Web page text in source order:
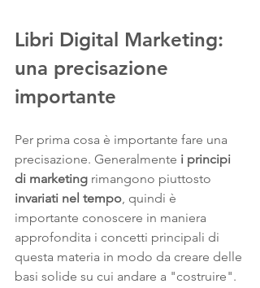
Libri Digital Marketing:
una precisazione
importante
Per prima cosa è importante fare una
precisazione. Generalmente i principi
di marketing rimangono piuttosto
invariati nel tempo, quindi è
importante conoscere in maniera
approfondita i concetti principali di
questa materia in modo da creare delle
basi solide su cui andare a "costruire".